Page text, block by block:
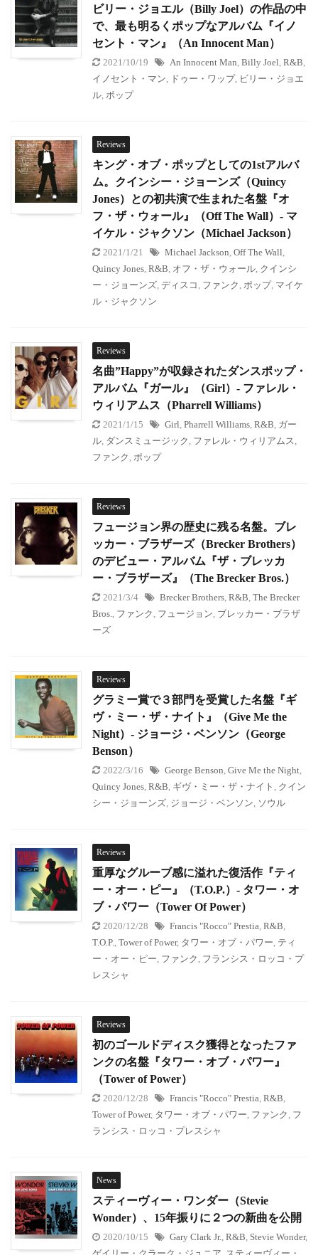
ビリー・ジョエル（Billy Joel）の作品の中
で、最も明るくポップなアルバム『イノ
セント・マン』（An Innocent Man）
2021/10/19 An Innocent Man Billy Joel R&B
イノセント・マン
ドゥー・ワップ, ビリー・ジョエ
ル ポップ
Reviews
キング・オブ・ポップとしての1stアルバ
ム。クインシー・ジョーンズ（Quincy
Jones）との初共演で生まれた名盤『オ
フ・ザ・ウォール』（Off The Wall）- マ
イケル・ジャクソン（Michael Jackson）
2021/1/21 Michael Jackson Off The Wall
Quincy Jones R&B オフ・ザ・ウォール クインシ
ー・ジョーンズ ディスコ ファンク ポップ, マイケ
ル・ジャクソン
Reviews
名曲”Happy”が収録されたダンスポップ・
アルバム『ガール』（Girl）- ファレル・
ウィリアムス（Pharrell Williams）
2021/1/15 Girl Pharrell Williams R&B ガー
ル ダンスミュージック ファレル・ウィリアムス
ファンク ポップ
Reviews
フュージョン界の歴史に残る名盤。ブレ
ッカー・ブラザーズ（Brecker Brothers）
のデビュー・アルバム『ザ・ブレッカ
ー・ブラザーズ』（The Brecker Bros.）
2021/3/4 Brecker Brothers R&B The Brecker
Bros.
ファンク フュージョン ブレッカー・ブラザ
ーズ
Reviews
グラミー賞で３部門を受賞した名盤『ギ
ヴ・ミー・ザ・ナイト』（Give Me the
Night）- ジョージ・ベンソン（George
Benson）
2022/3/16 George Benson Give Me the Night
Quincy Jones R&B ギヴ・ミー・ザ・ナイト
クイン
シー・ジョーンズ ジョージ・ベンソン ソウル
Reviews
重厚なグルーブ感に溢れた復活作『ティ
ー・オー・ピー』（T.O.P.）- タワー・オ
ブ・パワー（Tower Of Power）
2020/12/28 Francis "Rocco" Prestia R&B
T.O.P. Tower of Power, タワー・オブ・パワー ティ
ー・オー・ピー ファンク フランシス・ロッコ・プ
レスシャ
Reviews
初のゴールドディスク獲得となったファ
ンクの名盤『タワー・オブ・パワー』
（Tower of Power）
2020/12/28 Francis "Rocco" Prestia R&B
Tower of Power, タワー・オブ・パワー ファンク フ
ランシス・ロッコ・プレスシャ
News
スティーヴィー・ワンダー（Stevie
Wonder）、15年振りに２つの新曲を公開
2020/10/15 Gary Clark Jr. R&B Stevie Wonder,